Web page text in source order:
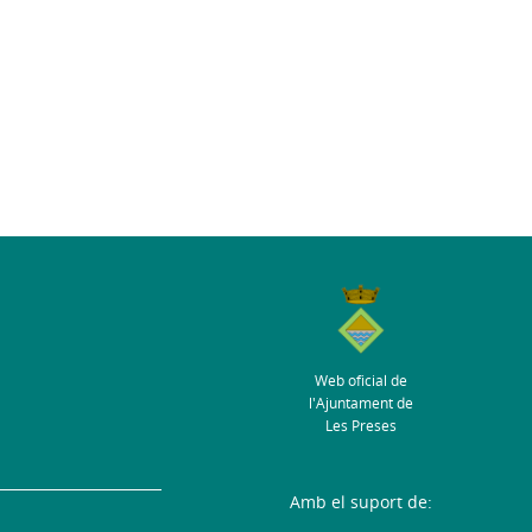
Web oficial de
l'Ajuntament de
Les Preses
Amb el suport de: